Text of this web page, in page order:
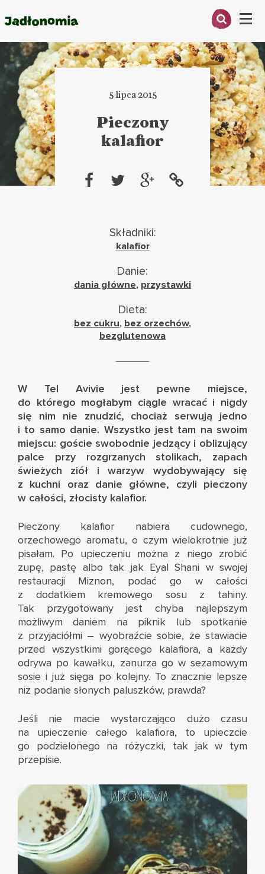
Menu
O MNIE
PRZEPISY
ARTYKUŁY
KSIĄŻKI
KONTAKT
5 lipca 2015
Pieczony
kalafior
Składniki:
kalafior
Danie:
dania główne, przystawki
Dieta:
bez cukru, bez orzechów,
bezglutenowa
W Tel Avivie jest pewne miejsce,
do którego mogłabym ciągle wracać i nigdy
się nim nie znudzić, chociaż serwują jedno
i to samo danie. Wszystko jest tam na swoim
miejscu: goście swobodnie jedzący i oblizujący
palce przy rozgrzanych stolikach, zapach
świeżych ziół i warzyw wydobywający się
z kuchni oraz danie główne, czyli pieczony
w całości, złocisty kalafior.
Pieczony kalafior nabiera cudownego,
orzechowego aromatu, o czym wielokrotnie już
pisałam. Po upieczeniu można z niego zrobić
zupę, pastę albo tak jak Eyal Shani w swojej
restauracji Miznon, podać go w całości
z dodatkiem kremowego sosu z tahiny.
Tak przygotowany jest chyba najlepszym
możliwym daniem na piknik lub spotkanie
z przyjaciółmi – wyobraźcie sobie, że stawiacie
przed wszystkimi gorącego kalafiora, a każdy
odrywa po kawałku, zanurza go w sezamowym
sosie i już sięga po kolejny. To znacznie lepsze
niż podanie słonych paluszków, prawda?
Jeśli nie macie wystarczająco dużo czasu
na upieczenie całego kalafiora, to upieczcie
go podzielonego na różyczki, tak jak w tym
przepisie.